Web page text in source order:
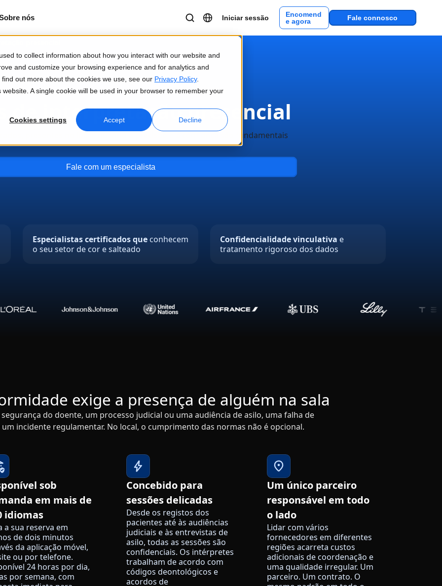
to collect information about how you interact with our website and
and customize your browsing experience and for analytics and
out more about the cookies we use, see our Privacy Policy.
A single cookie will be used in your browser to remember your
Cookies settings Accept Decline
nós Iniciar sessão
Encomend
e agora
Fale connosco
de interpretação presencial
presentes no local, quando a precisão e a confiança são fundamentais
Fale com um especialista
Especialistas certificados que conhecem
o seu setor de cor e salteado
Confidencialidade vinculativa e
tratamento rigoroso dos dados
exige a presença de alguém na sala
do doente, um processo judicial ou uma audiência de asilo, uma falha de
incidente regulamentar. No local, o cumprimento das normas não é opcional.
sob
em mais de
idiomas
a sua reserva em
de dois minutos
da aplicação móvel,
ou por telefone.
24 horas por dia,
por semana, com
Concebido para
sessões delicadas
Desde os registos dos
pacientes até às audiências
judiciais e às entrevistas de
asilo, todas as sessões são
confidenciais. Os intérpretes
trabalham de acordo com
códigos deontológicos e
acordos de
Um único parceiro
responsável em todo
o lado
Lidar com vários
fornecedores em diferentes
regiões acarreta custos
adicionais de coordenação e
uma qualidade irregular. Um
parceiro. Um contrato. O